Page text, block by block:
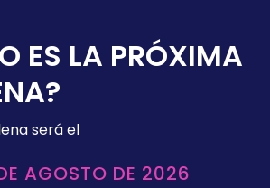
ES LA PRÓXIMA
será el
AGOSTO DE 2026